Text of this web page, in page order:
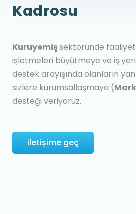
Kadrosu
Kuruyemişsektöründe
işletmeleri büyütmeye ve iş
destek arayışında olanların
sizlere kurumsallaşmaya (
desteği veriyoruz.
iletişime geç